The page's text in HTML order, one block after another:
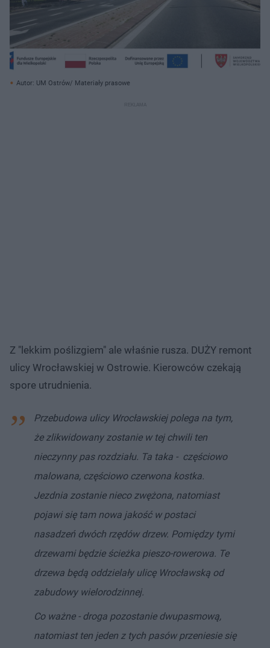
Autor: UM Ostrów/ Materiały prasowe
Z "lekkim poślizgiem" ale właśnie rusza. DUŻY remont
ulicy Wrocławskiej w Ostrowie. Kierowców czekają
spore utrudnienia.
Przebudowa ulicy Wrocławskiej polega na tym,
że zlikwidowany zostanie w tej chwili ten
nieczynny pas rozdziału. Ta taka - częściowo
malowana, częściowo czerwona kostka.
Jezdnia zostanie nieco zwężona, natomiast
pojawi się tam nowa jakość w postaci
nasadzeń dwóch rzędów drzew. Pomiędzy tymi
drzewami będzie ścieżka pieszo-rowerowa. Te
drzewa będą oddzielały ulicę Wrocławską od
zabudowy wielorodzinnej.
Co ważne - droga pozostanie dwupasmową,
natomiast ten jeden z tych pasów przeniesie się